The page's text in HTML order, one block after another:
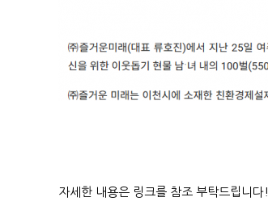
자세한 내용은 링크를 참조 부탁드립니다!